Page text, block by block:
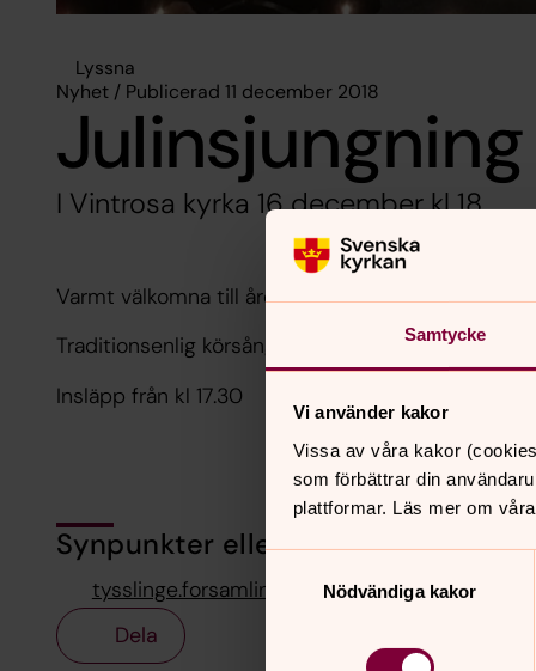
Samtycke
Vi använder kakor
Vissa av våra kakor
som förbättrar din
plattformar. Läs mer om
Nödvändiga kakor
Lyssna
Nyhet / Publicerad 11 december 2018
Julinsjungning
I Vintrosa kyrka 16 december kl 18.
Varmt välkomna till årets julinsjungning i Vintrosa
Traditionsenlig körsång, instrumentalister och
Insläpp från kl 17.30
Synpunkter eller frågor på sidans
tysslinge.forsamling@svenskakyrkan.se
Dela